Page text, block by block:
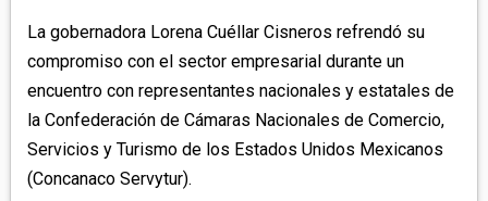
TLAXCO
XALOZTOC
CHIAUTEMPAN
PANOTLA
SAN PABLO DEL MONTE
REGIÓN PONIENTE
CALPULALPAN
NANACAMILPA
La gobernadora Lorena Cuéllar Cisneros refrendó su
compromiso con el sector empresarial durante un
encuentro con representantes nacionales y estatales de
la Confederación de Cámaras Nacionales de Comercio,
Servicios y Turismo de los Estados Unidos Mexicanos
(Concanaco Servytur).